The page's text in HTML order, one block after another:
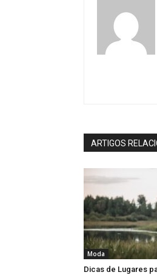
ARTIGOS
Moda
Dicas de Lugares